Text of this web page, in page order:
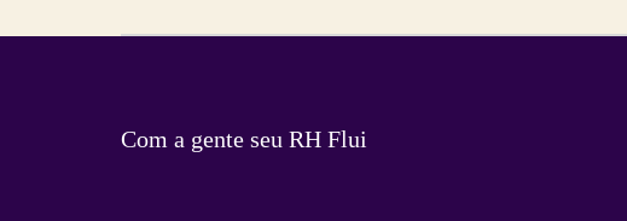
Com a gente seu RH Flui